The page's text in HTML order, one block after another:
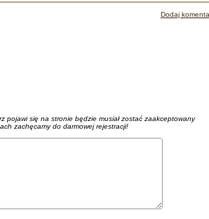
Dodaj
pojawi się na stronie będzie musiał zostać zaakceptowany
zachęcamy do darmowej rejestracji!